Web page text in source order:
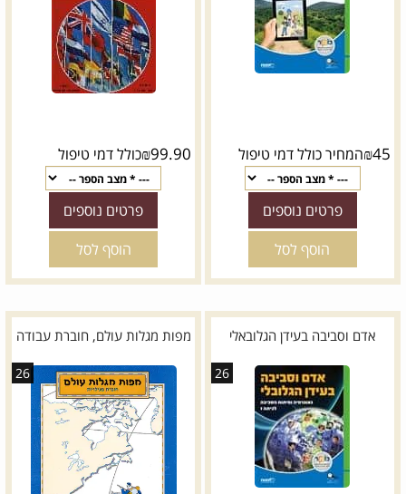
₪45 המחיר כולל דמי טיפול
פרטים נוספים
הוסף לסל
₪99.90 כולל דמי טיפול
פרטים נוספים
הוסף לסל
אדם וסביבה בעידן הגלובאלי
26
מפות מגלות עולם, חוברת עבודה
26